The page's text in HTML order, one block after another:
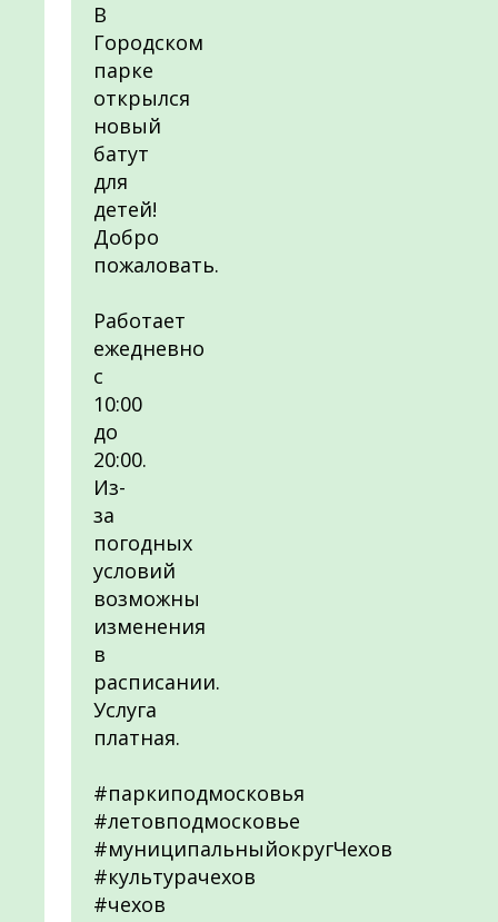
В
Городском
парке
открылся
новый
батут
для
детей!
Добро
пожаловать.
Работает
ежедневно
с
10:00
до
20:00.
Из-
за
погодных
условий
возможны
изменения
в
расписании.
Услуга
платная.
#паркиподмосковья
#летовподмосковье
#муниципальныйокругЧехов
#культурачехов
#чехов